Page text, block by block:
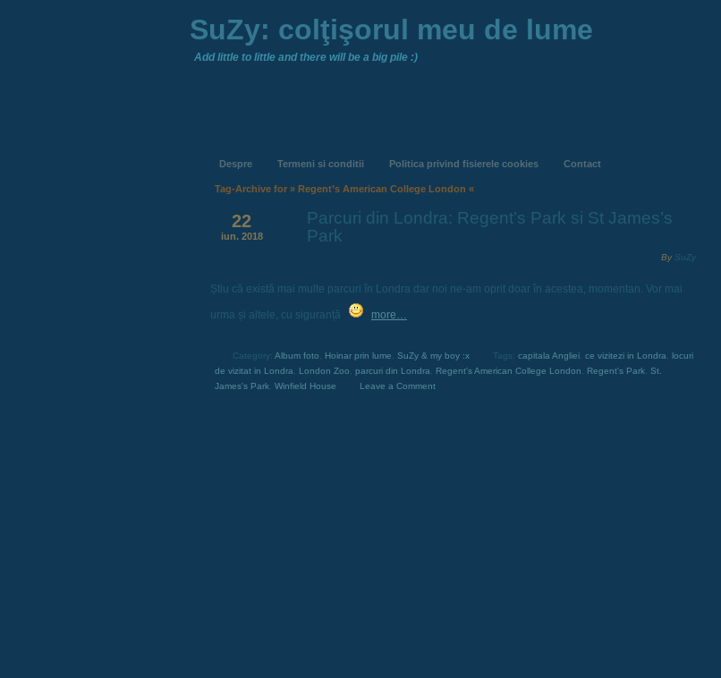
SuZy: colţişorul meu de lume
Add little to little and there will be a big pile :)
Despre Termeni si conditii Politica privind fisierele cookies Contact
Tag-Archive for » Regent’s American College London «
22
iun. 2018
Parcuri din Londra: Regent’s Park si St James’s
Park
By SuZy
Știu că există mai multe parcuri în Londra dar noi ne-am oprit doar în acestea, momentan. Vor mai
urma și altele, cu siguranță more…
Category: Album foto Hoinar prin lume SuZy & my boy :x Tags: capitala Angliei ce vizitezi in Londra
locuri
de vizitat in Londra
London Zoo parcuri din Londra Regent's American College London Regent's Park St.
James's Park Winfield House Leave a Comment